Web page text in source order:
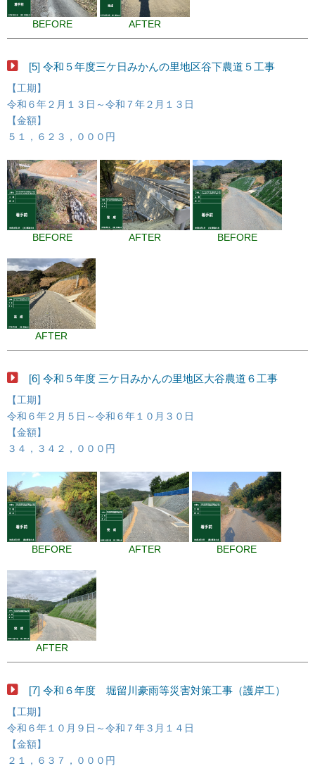
BEFORE AFTER
[5] 令和５年度三ケ日みかんの里地区谷下農道５工事
【工期】
令和６年２月１３日～令和７年２月１３日
【金額】
５１，６２３，０００円
BEFORE AFTER BEFORE
AFTER
[6] 令和５年度 三ケ日みかんの里地区大谷農道６工事
【工期】
令和６年２月５日～令和６年１０月３０日
【金額】
３４，３４２，０００円
BEFORE AFTER BEFORE
AFTER
[7] 令和６年度 堀留川豪雨等災害対策工事（護岸工）
【工期】
令和６年１０月９日～令和７年３月１４日
【金額】
２１，６３７，０００円